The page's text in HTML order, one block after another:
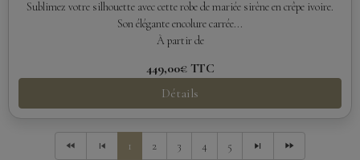
Sublimez votre silhouette avec cette robe de mariée sirène en crêpe ivoire.
Son élégante encolure carrée...
À partir de
449,00€ TTC
Détails
1 2 3 4 5